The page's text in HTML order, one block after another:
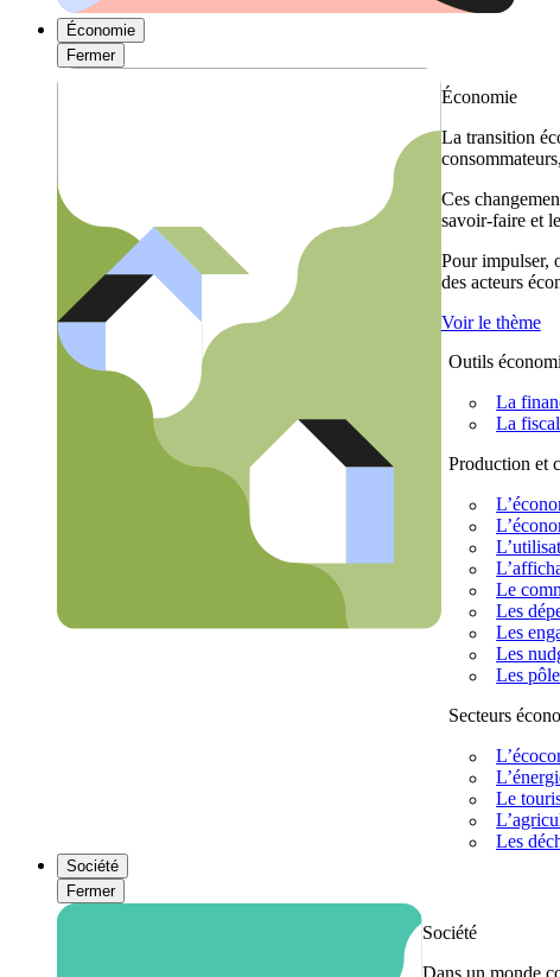
Économie
Fermer
Économie
La transition
Ces
savoir-faire et
Pour impulser,
des acteurs
Voir le thème
Outils
La
La
Production et
Le
Les
Les
Les
Les
Secteurs
Le
Les
Société
Fermer
Société
Dans un monde